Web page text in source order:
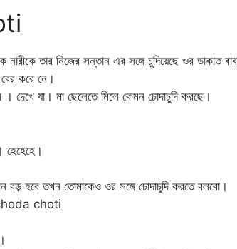
তার নিজের সন্তান এর সঙ্গে চুদিয়েছে ওর ডাকাত
করে নে।
দেখে যা। মা ছেলেতে মিলে কেমন চোদাচুদি করছে।
হেহেহে।
বড় হবে তখন তোমাকেও ওর সঙ্গে চোদাচুদি করতে বলবো।
choda choti